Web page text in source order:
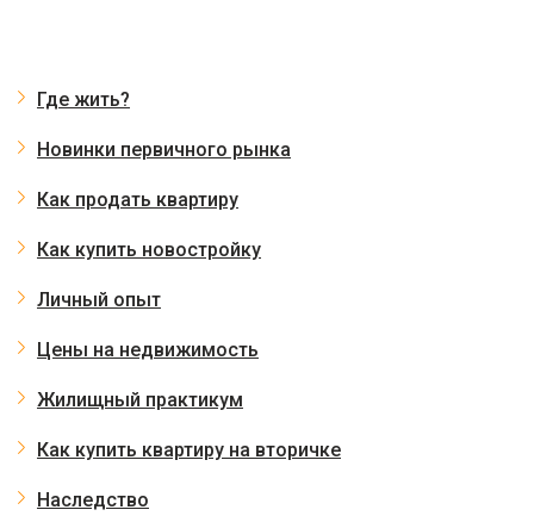
Где жить?
Новинки первичного рынка
Как продать квартиру
Как купить новостройку
Личный опыт
Цены на недвижимость
Жилищный практикум
Как купить квартиру на вторичке
Наследство